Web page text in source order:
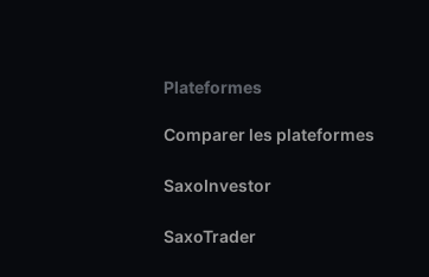
Plateformes
Comparer les plateformes
SaxoInvestor
SaxoTrader